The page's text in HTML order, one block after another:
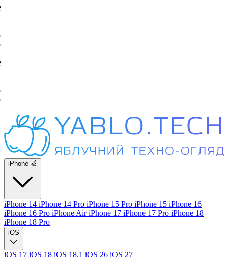
iPhone 🍏
iPhone 14 iPhone 14 Pro iPhone 15 Pro iPhone 15 iPhone 16
iPhone 16 Pro iPhone AiriPhone 17 iPhone 17 Pro iPhone 18
iPhone 18 Pro
iOS
iOS 17 iOS 18 iOS 18.1 iOS 26 iOS 27